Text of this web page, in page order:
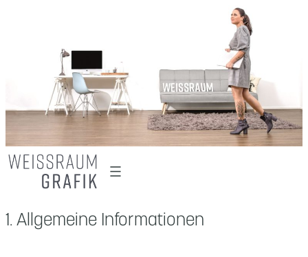
Zum
Inhalt
springen
1. Allgemeine Informationen